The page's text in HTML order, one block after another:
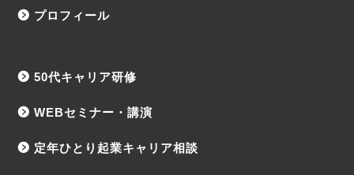
プロフィール
50代キャリア研修
WEBセミナー・講演
定年ひとり起業キャリア相談